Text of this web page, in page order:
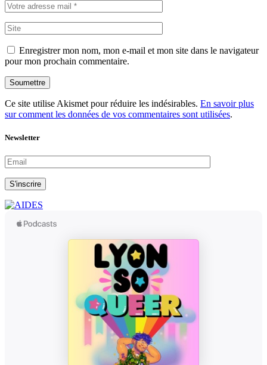
Enregistrer mon nom, mon e-mail et mon site dans le navigateur
pour mon prochain commentaire.
Soumettre
Ce site utilise Akismet pour réduire les indésirables. En savoir plus
sur comment les données de vos commentaires sont utilisées.
Newsletter
S'inscrire